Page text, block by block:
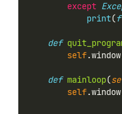
except
print(f
def
self
def mainloop(
self